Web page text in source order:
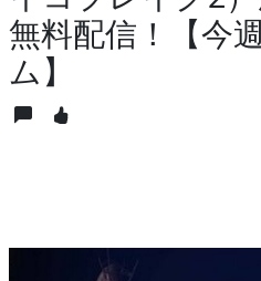
無料配信！【今
ム】